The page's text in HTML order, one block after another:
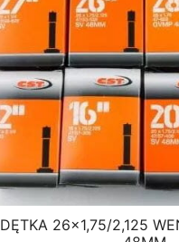
DĘTKA 26×1,75/2,125